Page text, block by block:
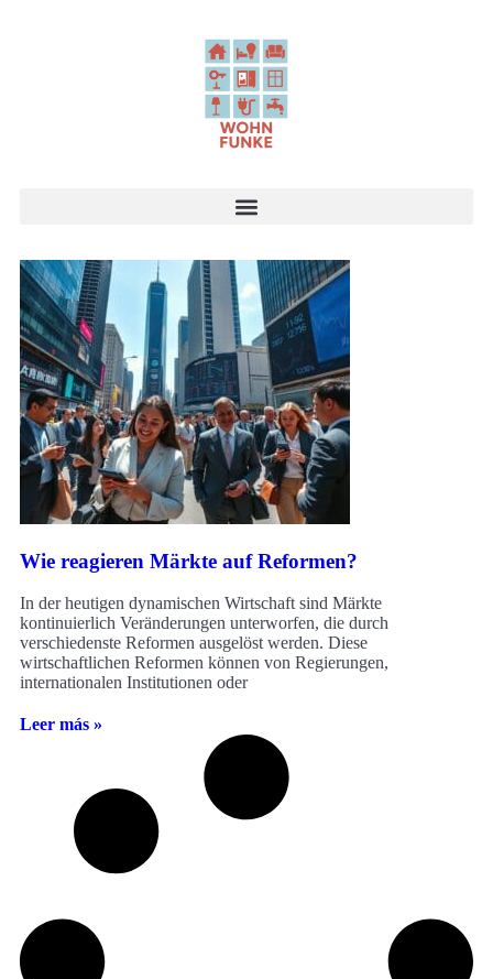
Wie reagieren Märkte auf Reformen?
In der heutigen dynamischen Wirtschaft sind Märkte
kontinuierlich Veränderungen unterworfen, die durch
verschiedenste Reformen ausgelöst werden. Diese
wirtschaftlichen Reformen können von Regierungen,
internationalen Institutionen oder
Leer más »